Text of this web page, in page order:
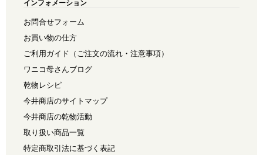
インフォメーション
お問合せフォーム
お買い物の仕方
ご利用ガイド（ご注文の流れ・注意事項）
ワニコ母さんブログ
乾物レシピ
今井商店のサイトマップ
今井商店の乾物活動
取り扱い商品一覧
特定商取引法に基づく表記